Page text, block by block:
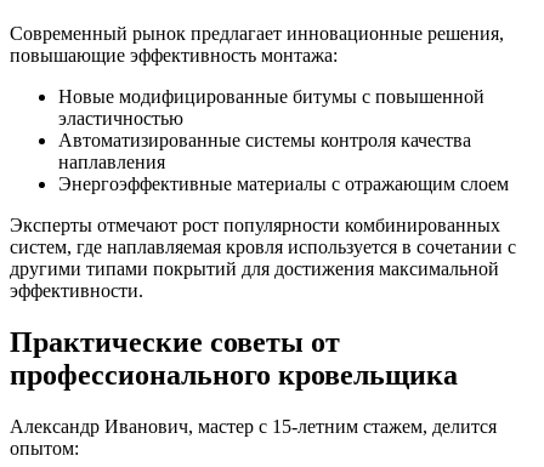
Современный рынок предлагает инновационные решения,
повышающие эффективность монтажа:
Новые модифицированные битумы с повышенной
эластичностью
Автоматизированные системы контроля качества
наплавления
Энергоэффективные материалы с отражающим слоем
Эксперты отмечают рост популярности комбинированных
систем, где наплавляемая кровля используется в сочетании с
другими типами покрытий для достижения максимальной
эффективности.
Практические советы от
профессионального кровельщика
Александр Иванович, мастер с 15-летним стажем, делится
опытом: